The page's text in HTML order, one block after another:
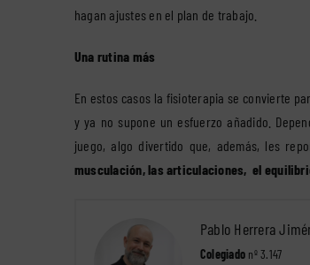
hagan ajustes en el plan de trabajo.
Una rutina más
En estos casos la fisioterapia se convierte
y ya no supone un esfuerzo añadido.
juego, algo divertido que, además, les
musculación, las articulaciones, el
Pablo Herrera
Colegiado nº 3.147